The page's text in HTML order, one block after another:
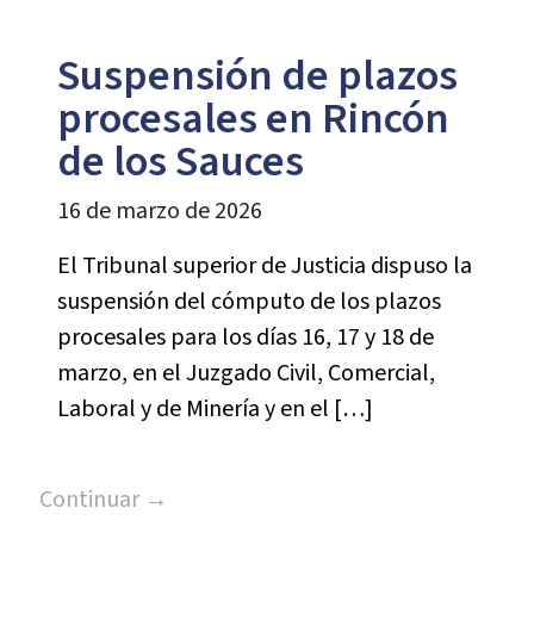
Suspensión de plazos
procesales en Rincón
de los Sauces
16 de marzo de 2026
El Tribunal superior de Justicia dispuso la
suspensión del cómputo de los plazos
procesales para los días 16, 17 y 18 de
marzo, en el Juzgado Civil, Comercial,
Laboral y de Minería y en el […]
Continuar →